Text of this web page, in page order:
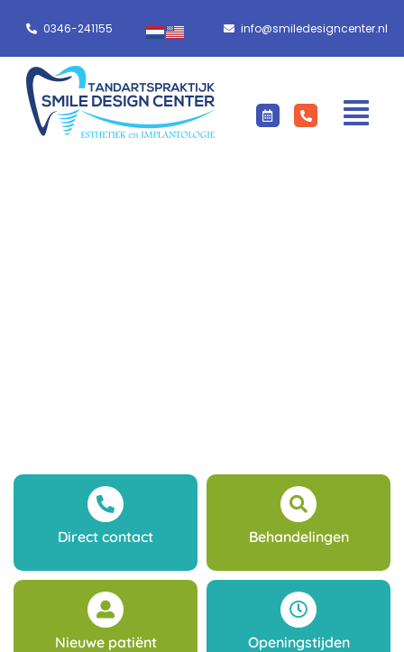
0346-241155 info@smiledesigncenter.nl
Direct contact Behandelingen
Nieuwe patiënt Openingstijden